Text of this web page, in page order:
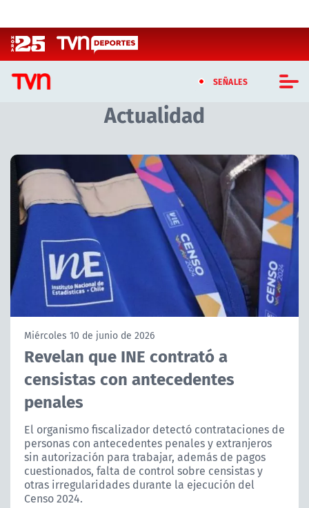
SEÑALES
CASTING MASTERCHEF CHILE
CASTING TVN VERTICAL
TVN VERTICAL
TVN PLAY
PROGRAMAS
TELESERIES
ACTUALIDAD Y TENDENCIAS
CORPORATIVO Y TRANSPARENCIA
CANAL DE DENUNCIAS
ÁREA DE PROYECTOS
Actualidad
Artículos relacionados con Actualidad
Miércoles 10 de junio de 2026
Revelan que INE contrató a
censistas con antecedentes
penales
El organismo fiscalizador detectó contrataciones de
personas con antecedentes penales y extranjeros
sin autorización para trabajar, además de pagos
cuestionados, falta de control sobre censistas y
otras irregularidades durante la ejecución del
Censo 2024.